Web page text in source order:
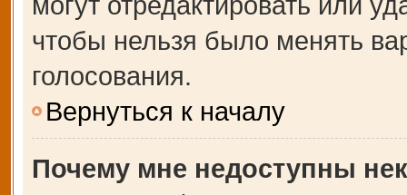
чтобы нельзя было менять
голосования.
Вернуться к началу
Почему мне недоступны